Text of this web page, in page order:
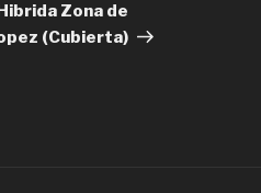
Zona de
(Cubierta)